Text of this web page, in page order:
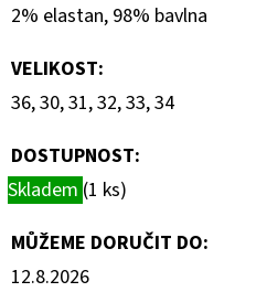
2% elastan, 98% bavlna
VELIKOST:
36, 30, 31, 32, 33, 34
DOSTUPNOST:
Skladem (1 ks)
MŮŽEME DORUČIT DO:
12.8.2026